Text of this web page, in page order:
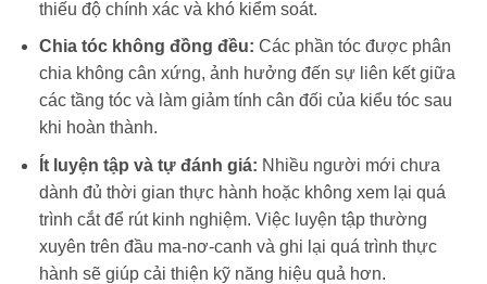
thiếu độ chính xác và khó kiểm soát.
Chia tóc không đồng đều: Các phần tóc được phân
chia không cân xứng, ảnh hưởng đến sự liên kết giữa
các tầng tóc và làm giảm tính cân đối của kiểu tóc sau
khi hoàn thành.
Ít luyện tập và tự đánh giá: Nhiều người mới chưa
dành đủ thời gian thực hành hoặc không xem lại quá
trình cắt để rút kinh nghiệm. Việc luyện tập thường
xuyên trên đầu ma-nơ-canh và ghi lại quá trình thực
hành sẽ giúp cải thiện kỹ năng hiệu quả hơn.